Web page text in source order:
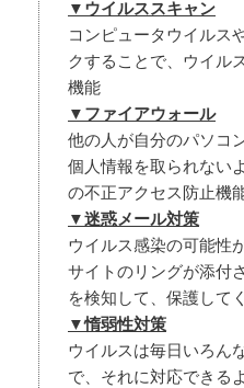
▼ウイルススキャン
コンピュータウイルス
クすることで、ウイル
▼ファイアウォール
他の人が自分のパソコ
個人情報を取られない
▼迷惑メール対策
ウイルス感染の可能性
サイトのリングが添付
▼惰弱性対策
ウイルスは毎日いろん
で、それに対応できる